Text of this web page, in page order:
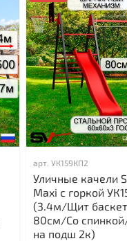
арт. УК159КП2
Уличные качели
Maxi с горкой
(3.4м/Щит
80см/Со
на подш 2к)